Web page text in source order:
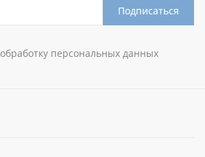
Подписаться
обработку персональных данных